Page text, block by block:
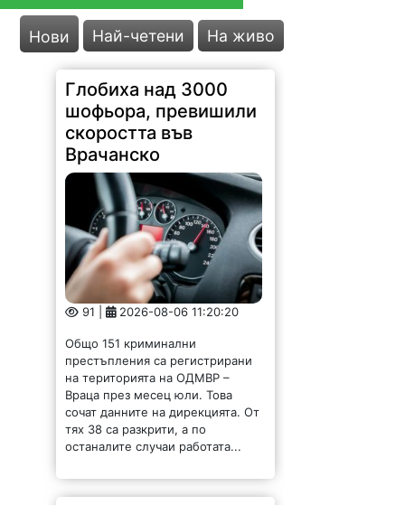
Нови Най-четени На живо
Глобиха над 3000
шофьора, превишили
скоростта във
Врачанско
91 | 2026-08-06 11:20:20
Общо 151 криминални
престъпления са регистрирани
на територията на ОДМВР –
Враца през месец юли. Това
сочат данните на дирекцията. От
тях 38 са разкрити, а по
останалите случаи работата...